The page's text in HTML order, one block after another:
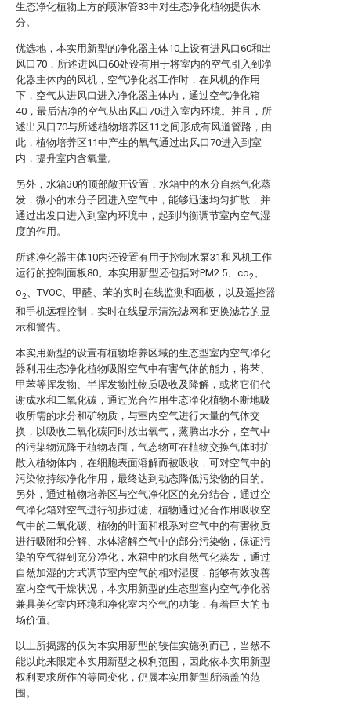
生态净化植物上方的喷淋管33中对生态净化植物提供水
分。
优选地，本实用新型的净化器主体10上设有进风口60和出
风口70，所述进风口60处设有用于将室内的空气引入到净
化器主体内的风机，空气净化器工作时，在风机的作用
下，空气从进风口进入净化器主体内，通过空气净化箱
40，最后洁净的空气从出风口70进入室内环境。并且，所
述出风口70与所述植物培养区11之间形成有风道管路，由
此，植物培养区11中产生的氧气通过出风口70进入到室
内，提升室内含氧量。
另外，水箱30的顶部敞开设置，水箱中的水分自然气化蒸
发，微小的水分子团进入空气中，能够迅速均匀扩散，并
通过出发口进入到室内环境中，起到均衡调节室内空气湿
度的作用。
所述净化器主体10内还设置有用于控制水泵31和风机工作
运行的控制面板80。本实用新型还包括对PM2.5、co2、
o2
、TVOC、甲醛、苯的实时在线监测和面板，以及遥控器
和手机远程控制，实时在线显示清洗滤网和更换滤芯的显
示和警告。
本实用新型的设置有植物培养区域的生态型室内空气净化
器利用生态净化植物吸附空气中有害气体的能力，将苯、
甲苯等挥发物、半挥发物性物质吸收及降解，或将它们代
谢成水和二氧化碳，通过光合作用生态净化植物不断地吸
收所需的水分和矿物质，与室内空气进行大量的气体交
换，以吸收二氧化碳同时放出氧气，蒸腾出水分，空气中
的污染物沉降于植物表面，气态物可在植物交换气体时扩
散入植物体内，在细胞表面溶解而被吸收，可对空气中的
污染物持续净化作用，最终达到动态降低污染物的目的。
另外，通过植物培养区与空气净化区的充分结合，通过空
气净化箱对空气进行初步过滤、植物通过光合作用吸收空
气中的二氧化碳、植物的叶面和根系对空气中的有害物质
进行吸附和分解、水体溶解空气中的部分污染物，保证污
染的空气得到充分净化，水箱中的水自然气化蒸发，通过
自然加湿的方式调节室内空气的相对湿度，能够有效改善
室内空气干燥状况，本实用新型的生态型室内空气净化器
兼具美化室内环境和净化室内空气的功能，有着巨大的市
场价值。
以上所揭露的仅为本实用新型的较佳实施例而已，当然不
能以此来限定本实用新型之权利范围，因此依本实用新型
权利要求所作的等同变化，仍属本实用新型所涵盖的范
围。